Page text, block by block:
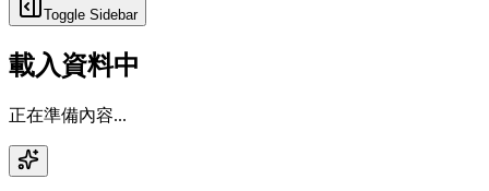
Toggle Sidebar
載入資料中
正在準備內容...